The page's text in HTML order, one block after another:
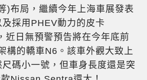
)布局，繼續今年上海車展發表
採用PHEV動力的皮卡
近日無預警預告將在今年底前
構的轎車N6。該車外觀大致上
碼小一號，但車身長度還是突